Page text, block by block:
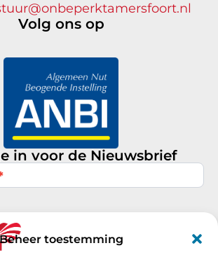
toestemming
Volg ons op
in voor de Nieuwsbrief
*